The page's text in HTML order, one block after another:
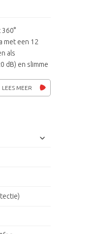
met een 12
als
dB) en slimme
opname en
De
retail, bij
serie
LEES MEER